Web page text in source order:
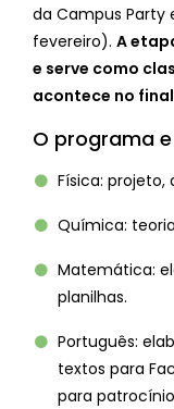
da Campus Party
fevereiro). A
e serve como
acontece no final
O programa
Física:
Química:
Matemática:
planilhas.
Português:
textos para
para